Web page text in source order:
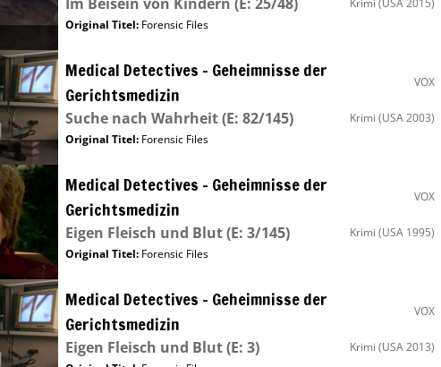
Krimi (USA 2015)
Original Titel: Forensic Files
Medical Detectives – Geheimnisse der
Gerichtsmedizin
VOX
Suche nach Wahrheit(E: 82/145) Krimi (USA 2003)
Original Titel: Forensic Files
Medical Detectives – Geheimnisse der
Gerichtsmedizin
VOX
Eigen Fleisch und Blut(E: 3/145) Krimi (USA 1995)
Original Titel: Forensic Files
Medical Detectives – Geheimnisse der
Gerichtsmedizin
VOX
Eigen Fleisch und Blut(E: 3) Krimi (USA 2013)